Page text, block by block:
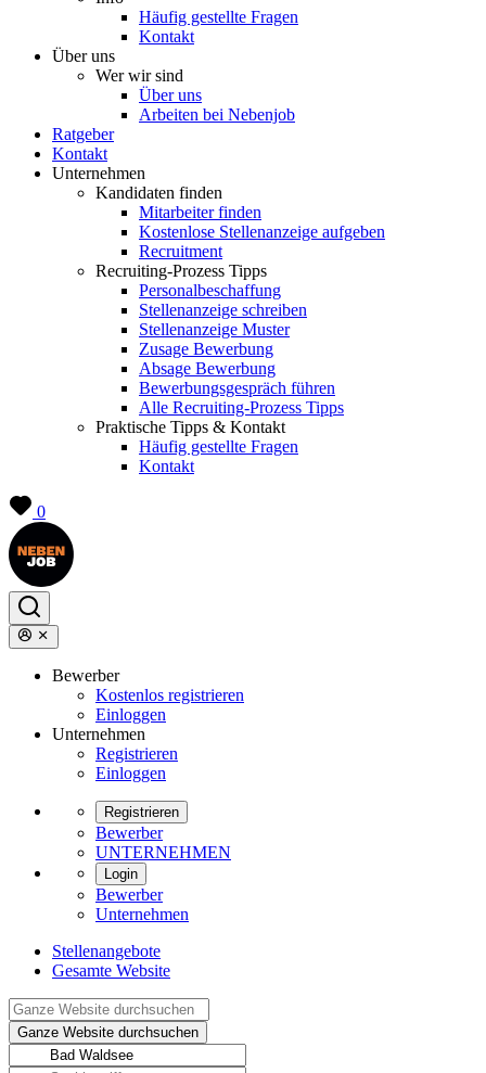
Häufig gestellte Fragen
Kontakt
Über uns
Wer wir sind
Über uns
Arbeiten bei Nebenjob
Ratgeber
Kontakt
Unternehmen
Kandidaten finden
Mitarbeiter finden
Kostenlose Stellenanzeige aufgeben
Recruitment
Recruiting-Prozess Tipps
Personalbeschaffung
Stellenanzeige schreiben
Stellenanzeige Muster
Zusage Bewerbung
Absage Bewerbung
Bewerbungsgespräch führen
Alle Recruiting-Prozess Tipps
Praktische Tipps & Kontakt
Häufig gestellte Fragen
Kontakt
0
Bewerber
Kostenlos registrieren
Einloggen
Unternehmen
Registrieren
Einloggen
Registrieren
Bewerber
UNTERNEHMEN
Login
Bewerber
Unternehmen
Stellenangebote
Gesamte Website